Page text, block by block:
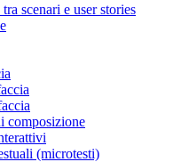
scenari e user stories
composizione
(microtesti)